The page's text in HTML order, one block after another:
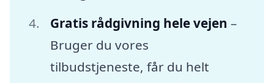
Gratis rådgivning hele vejen –
Bruger du vores
tilbudstjeneste, får du helt